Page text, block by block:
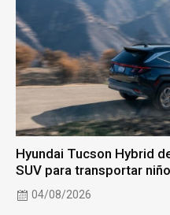
Hyundai Tucson Hybrid
SUV para transportar
04/08/2026